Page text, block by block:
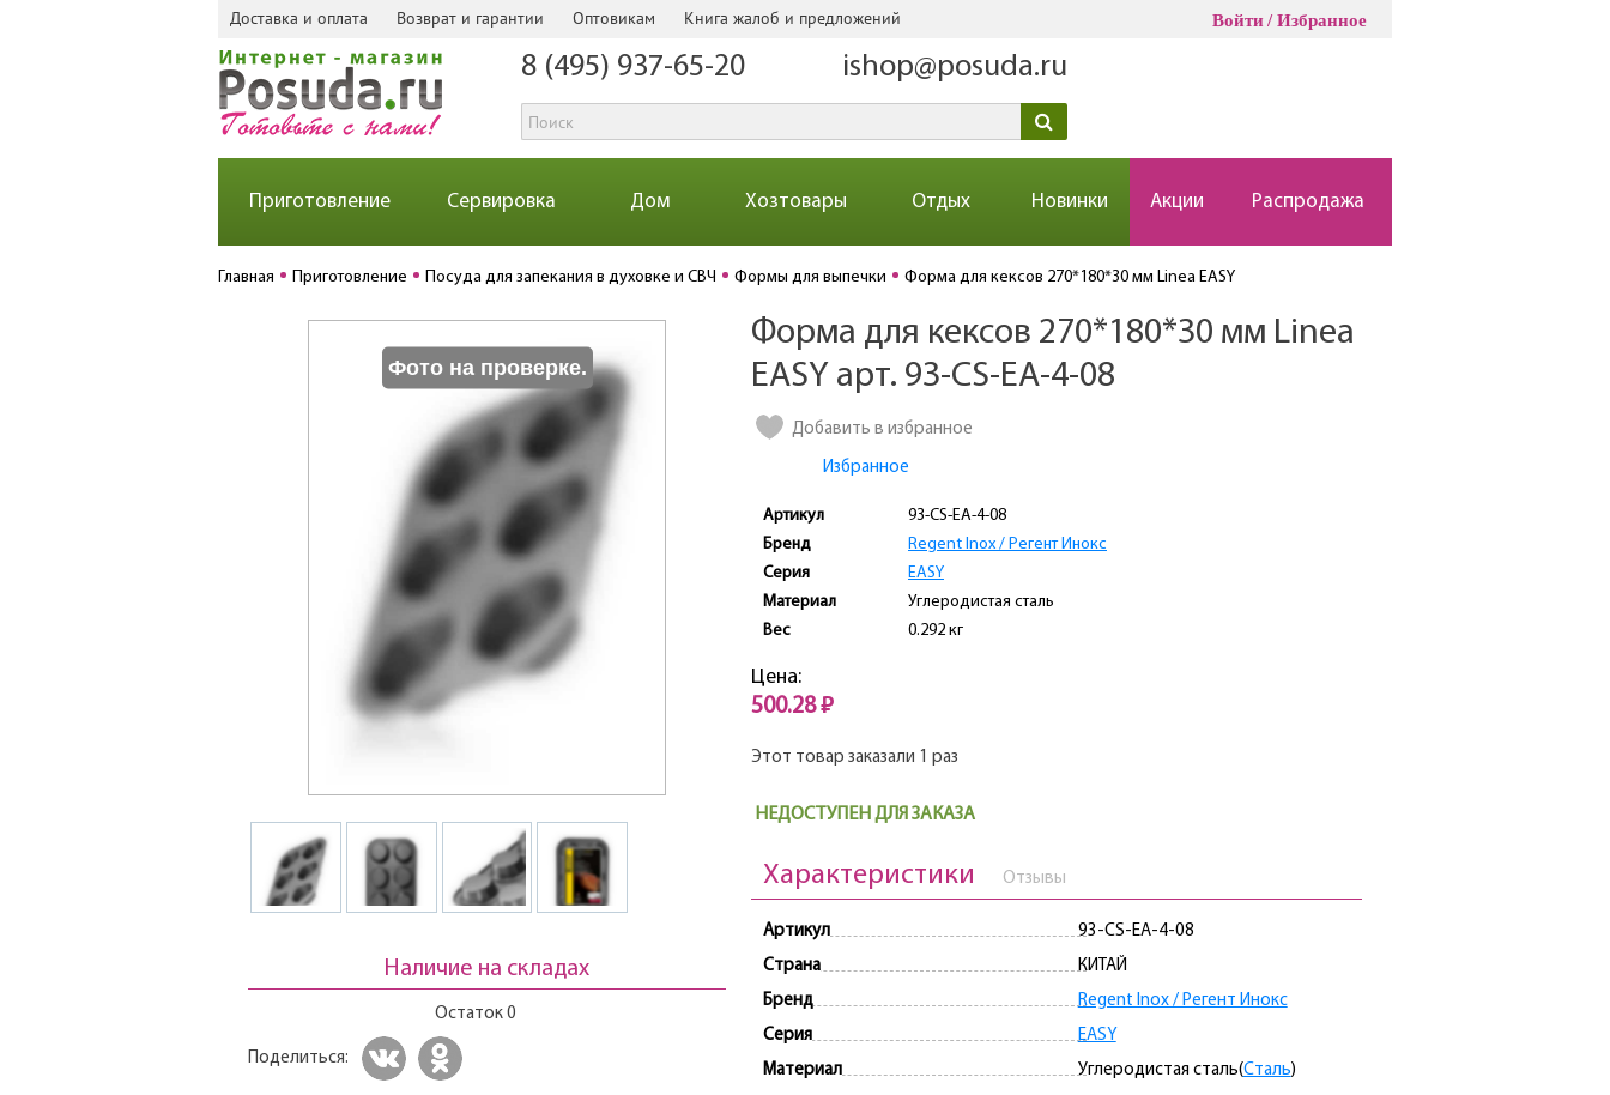
Доставка и оплата Возврат и гарантии Оптовикам Книга жалоб и предложений Войти Избранное
8 (495) 937-65-20 ishop@posuda.ru
Приготовление Сервировка Дом Хозтовары Отдых Новинки Акции Распродажа
Главная Приготовление Посуда для запекания в духовке и СВЧ Формы для выпечки Форма для кексов 270*180*30 мм Linea EASY
Фото на проверке.
Наличие на складах
Остаток 0
Поделиться:
Форма для кексов 270*180*30 мм Linea
EASY арт. 93-CS-EA-4-08
Добавить в избранное
Избранное
Артикул
93-CS-EA-4-08
Бренд
Regent Inox / Регент Инокс
Серия
EASY
Материал
Углеродистая сталь
Вес
0.292 кг
Цена:
500.28 ₽
Этот товар заказали 1 раз
НЕДОСТУПЕН ДЛЯ ЗАКАЗА
Характеристики Отзывы
Артикул
93-CS-EA-4-08
Страна
КИТАЙ
Бренд
Regent Inox / Регент Инокс
Серия
EASY
Материал
Углеродистая сталь(Сталь)
Количество